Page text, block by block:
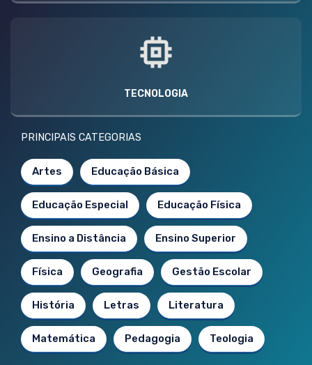
TECNOLOGIA
PRINCIPAIS CATEGORIAS
Artes Educação Básica
Educação Especial Educação Física
Ensino a Distância Ensino Superior
Física Geografia Gestão Escolar
História Letras Literatura
Matemática Pedagogia Teologia